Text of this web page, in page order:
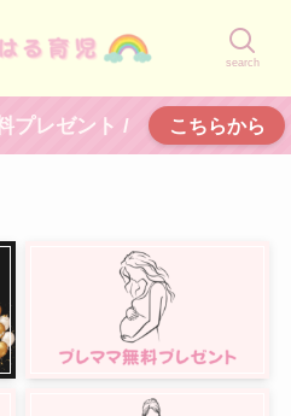
search
プレゼント / こちらから